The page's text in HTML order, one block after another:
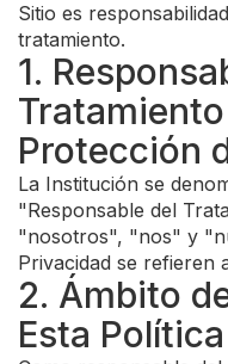
Sitio es
tratamiento.
1.
Protección
La Institución se
"Responsable del
"nosotros", "nos" y
Privacidad se refieren
2. Ámbito
Esta Política